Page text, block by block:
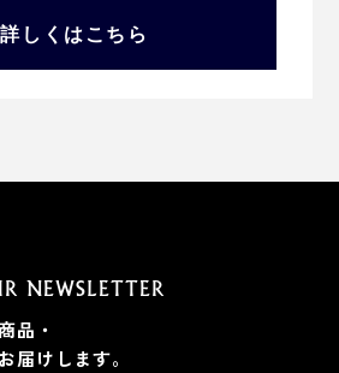
詳しくはこちら
NEWSLETTER
品・
届けします。